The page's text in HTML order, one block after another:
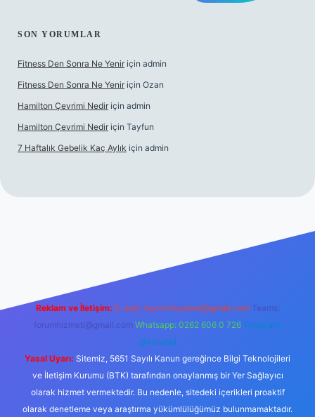
SON YORUMLAR
Fitness Den Sonra Ne Yenir için admin
Fitness Den Sonra Ne Yenir için Ozan
Hamilton Çevrimi Nedir için admin
Hamilton Çevrimi Nedir için Tayfun
7 Haftalık Gebelik Kaç Aylık için admin
Reklam ve İletişim: E-mail: backlinkpaneli@gmail.com Teams:
forumhizmeti@gmail.com Whatsapp: 0262 606 0 726 Telegram:
@karabul
Yasal Uyarı: Sitemiz, 5651 Sayılı Kanun gereğince Bilgi Teknolojileri
ve İletişim Kurumu (BTK) tarafından onaylanmış bir Yer Sağlayıcı
olarak hizmet vermektedir. Bu nedenle, sitedeki içerikleri proaktif
olarak denetleme veya araştırma yükümlülüğümüz bulunmamaktadır.